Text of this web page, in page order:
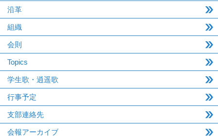
沿革
組織
会則
Topics
学生歌・逍遥歌
行事予定
支部連絡先
会報アーカイブ